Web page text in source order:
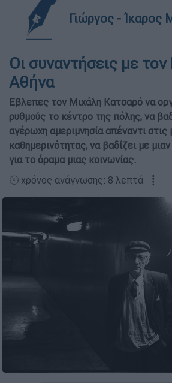
Γιώργος - Ίκαρος
Οι συναντήσεις με
Αθήνα
Εβλεπες τον Μιχάλη Κατσαρό να
ρυθµούς το κέντρο της πόλης, να
αγέρωχη αµεριµνησία απέναντι στις
καθηµερινότητας, να βαδίζει µε
για το όραµα µιας κοινωνίας.
🕛 χρόνος ανάγνωσης: 8 λεπτά ┋